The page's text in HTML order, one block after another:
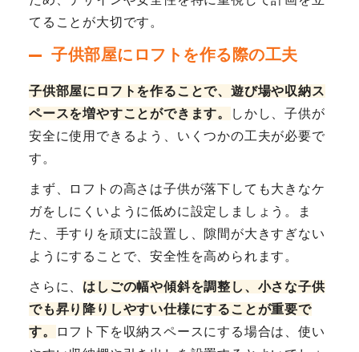
てることが大切です。
子供部屋にロフトを作る際の工夫
子供部屋にロフトを作ることで、遊び場や収納ス
ペースを増やすことができます。
しかし、子供が
安全に使用できるよう、いくつかの工夫が必要で
す。
まず、ロフトの高さは子供が落下しても大きなケ
ガをしにくいように低めに設定しましょう。ま
た、手すりを頑丈に設置し、隙間が大きすぎない
ようにすることで、安全性を高められます。
さらに、 はしごの幅や傾斜を調整し、小さな子供
でも昇り降りしやすい仕様にすることが重要で
す。
ロフト下を収納スペースにする場合は、使い